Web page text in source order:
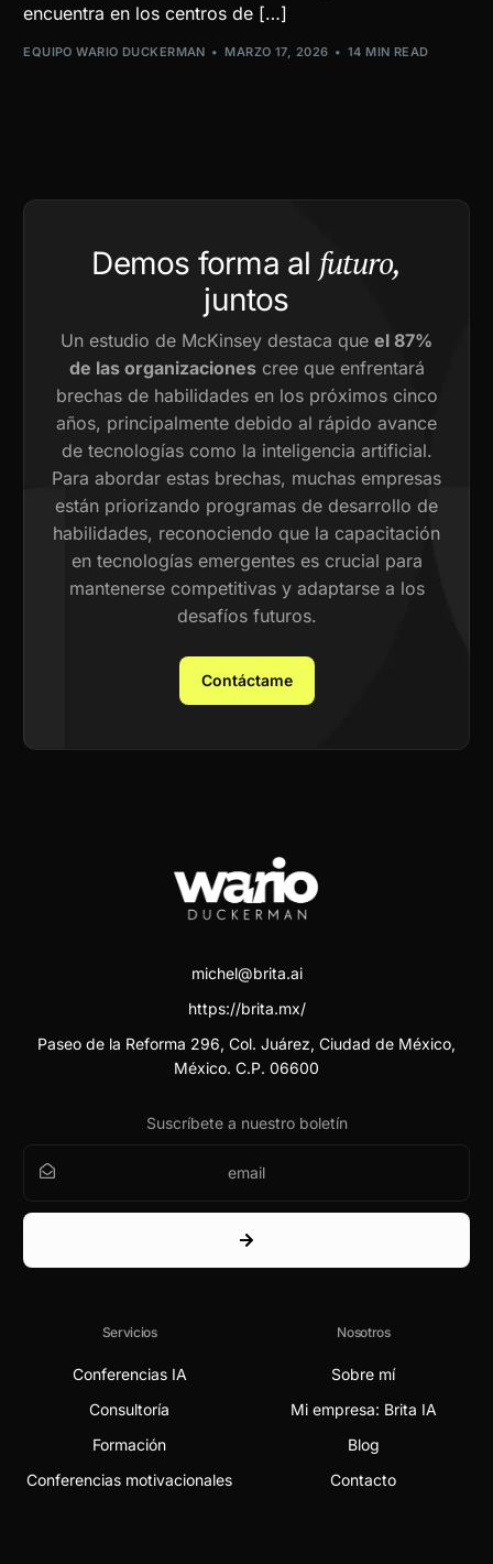
encuentra en los centros de […]
EQUIPO WARIO DUCKERMAN MARZO 17, 2026 14 MIN READ
Demos forma al futuro,
juntos
Un estudio de McKinsey destaca que el 87%
de las organizacionescree que enfrentará
brechas de habilidades en los próximos cinco
años, principalmente debido al rápido avance
de tecnologías como la inteligencia artificial.
Para abordar estas brechas, muchas empresas
están priorizando programas de desarrollo de
habilidades, reconociendo que la capacitación
en tecnologías emergentes es crucial para
mantenerse competitivas y adaptarse a los
desafíos futuros.
Contáctame
michel@brita.ai
https://brita.mx/
Paseo de la Reforma 296, Col. Juárez, Ciudad de México,
México. C.P. 06600
Suscríbete a nuestro boletín
Servicios
Conferencias IA
Consultoría
Formación
Conferencias motivacionales
Nosotros
Sobre mí
Mi empresa: Brita IA
Blog
Contacto